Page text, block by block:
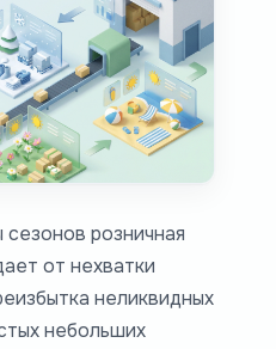
розничная
от нехватки
неликвидных
небольших